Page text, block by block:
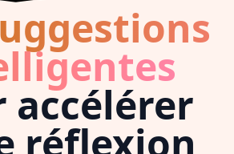
accélérer
réflexion